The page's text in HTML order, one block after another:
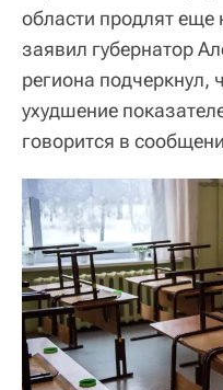
области продлят
заявил губернатор
региона подчеркнул,
ухудшение
говорится в